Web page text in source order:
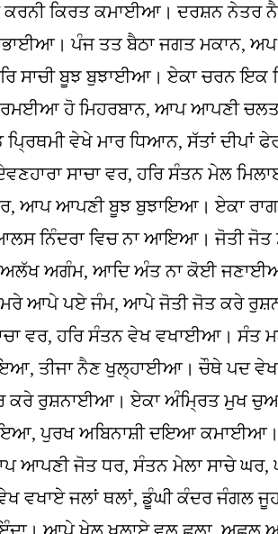
ਕਰਨੀ ਕਿਰਤ ਕਮਾਈਆ। ਦਰਸ਼ਨ
ਪੰਜ ਤਤ ਬੈਠਾ ਜਗਤ ਮਕਾਨ,
ਸਾਚੀ ਬੂਝ ਬੁਝਾਈਆ। ਏਕਾ ਚਰਨ
ਹੋ ਮਿਹਰਬਾਨ, ਆਪ ਆਪਣੀ ਚਲਤ
ਵੇਖੇ ਮਾਰ ਧਿਆਨ, ਸੱਤਾਂ ਦੀਪਾਂ
ਸਾਚਾ ਵਰ, ਹਰਿ ਸੰਤਨ ਮੇਲ
ਆਪ ਆਪਣੀ ਬੂਝ ਬੁਝਾਇਆ। ਏਕਾ ਰਾਗ
ਆਲਸ ਨਿੰਦਰਾ ਵਿਚ ਨਾ ਆਇਆ। ਜੋਤੀ
ਅਲੱਖ ਅਗੰਮ, ਆਦਿ ਅੰਤ ਨਾ ਕੋਈ
ਆਪੇ ਪਏ ਜੰਮ, ਆਪੇ ਜੋਤੀ ਜੋਤ ਕਰੇ
ਵਰ, ਹਰਿ ਸੰਤਨ ਵੇਖ ਵਖਾਈਆ।
ਤੀਜਾ ਨੈਣ ਖੁਲ੍ਹਾਈਆ। ਚੌਥੇ ਪਦ
ਰੁਸ਼ਨਾਈਆ। ਏਕਾ ਅੰਮ੍ਰਿਤ ਮੁਖ
ਪੁਰਖ ਅਬਿਨਾਸ਼ੀ ਦਇਆ
ਆਪਣੀ ਜੋਤ ਧਰ, ਸੰਤਨ ਮੇਲਾ ਸਾਚੇ ਘਰ,
ਵਖਾਏ ਜਲਾਂ ਥਲਾਂ, ਡੂੰਘੀ ਕੰਦਰ ਜੰਗਲ
ਆਪੇ ਖੇਲ ਖਲਾਏ ਵਲ ਛਲਾ, ਅਛਲ